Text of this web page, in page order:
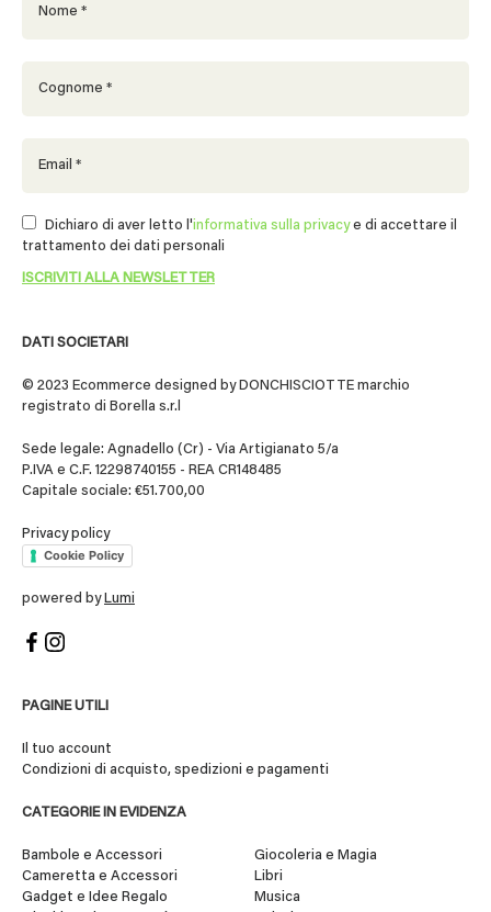
DATI SOCIETARI
© 2023 Ecommerce designed by DONCHISCIOTTE marchio
registrato di Borella s.r.l
Sede legale: Agnadello (Cr) - Via Artigianato 5/a
P.IVA e C.F. 12298740155 - REA CR148485
Capitale sociale: €51.700,00
Privacy policy
Cookie Policy
powered by Lumi
PAGINE UTILI
Il tuo account
Condizioni di acquisto, spedizioni e pagamenti
CATEGORIE IN EVIDENZA
Bambole e Accessori
Cameretta e Accessori
Gadget e Idee Regalo
Giocoleria e Magia
Libri
Musica
Dichiaro di aver letto l'informativa sulla privacye di accettare il
trattamento dei dati personali